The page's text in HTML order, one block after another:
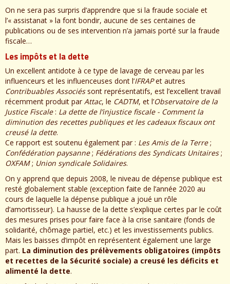
On ne sera pas surpris d’apprendre que si la fraude sociale et
l’« assistanat » la font bondir, aucune de ses centaines de
publications ou de ses intervention n’a jamais porté sur la fraude
fiscale…
Les impôts et la dette
Un excellent antidote à ce type de lavage de cerveau par les
influenceurs et les influenceuses dont l’IFRAPet autres
Contribuables Associéssont représentatifs, est l’excellent travail
récemment produit par Attac, le CADTM, et l’Observatoire de la
Justice Fiscale: La dette de l’injustice fiscale - Comment la
diminution des recettes publiques et les cadeaux fiscaux ont
creusé la dette.
Ce rapport est soutenu également par : Les Amis de la Terre;
Confédération paysanne; Fédérations des Syndicats Unitaires;
OXFAM; Union syndicale Solidaires.
On y apprend que depuis 2008, le niveau de dépense publique est
resté globalement stable (exception faite de l’année 2020 au
cours de laquelle la dépense publique a joué un rôle
d’amortisseur). La hausse de la dette s’explique certes par le coût
des mesures prises pour faire face à la crise sanitaire (fonds de
solidarité, chômage partiel, etc.) et les investissements publics.
Mais les baisses d’impôt en représentent également une large
part. La diminution des prélèvements obligatoires (impôts
et recettes de la Sécurité sociale) a creusé les déficits et
alimenté la dette.